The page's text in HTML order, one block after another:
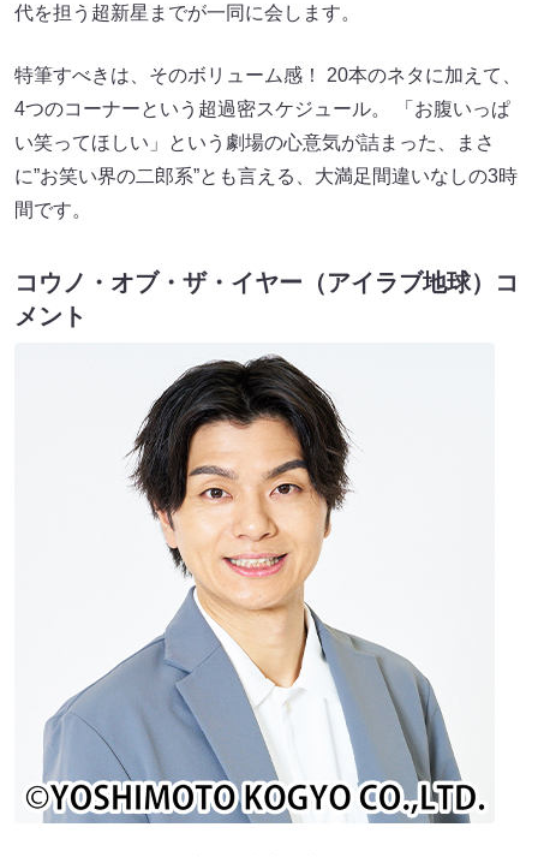
代を担う超新星までが一同に会します。
特筆すべきは、そのボリューム感！ 20本のネタに加えて、
4つのコーナーという超過密スケジュール。 「お腹いっぱ
い笑ってほしい」という劇場の心意気が詰まった、まさ
に”お笑い界の二郎系”とも言える、大満足間違いなしの3時
間です。
コウノ・オブ・ザ・イヤー（アイラブ地球）
コ
メント